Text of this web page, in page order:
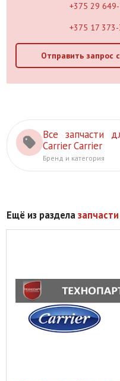
+375 29
+375 17
Отправить запрос
Все запчасти
Carrier Carrier
Бренд и категория
Ещё из раздела